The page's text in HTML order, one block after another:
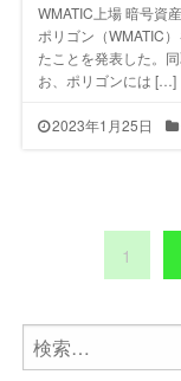
WMATIC上場 暗号資
ポリゴン（WMATIC
たことを発表した。
お、ポリゴンには […]
2023年1月25日
1
検
索: